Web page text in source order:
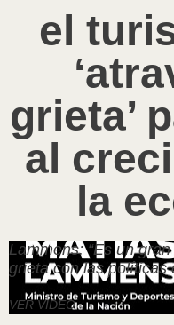
el
grieta’
al
la
Lammens: “Es un
grieta con las políticas
VER VIDEO